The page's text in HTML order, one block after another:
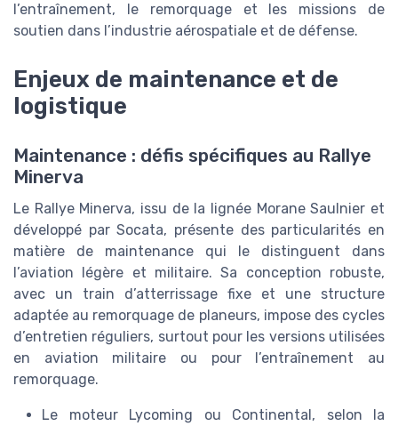
l’entraînement, le remorquage et les missions de
soutien dans l’industrie aérospatiale et de défense.
Enjeux de maintenance et de
logistique
Maintenance : défis spécifiques au Rallye
Minerva
Le Rallye Minerva, issu de la lignée Morane Saulnier et
développé par Socata, présente des particularités en
matière de maintenance qui le distinguent dans
l’aviation légère et militaire. Sa conception robuste,
avec un train d’atterrissage fixe et une structure
adaptée au remorquage de planeurs, impose des cycles
d’entretien réguliers, surtout pour les versions utilisées
en aviation militaire ou pour l’entraînement au
remorquage.
Le moteur Lycoming ou Continental, selon la